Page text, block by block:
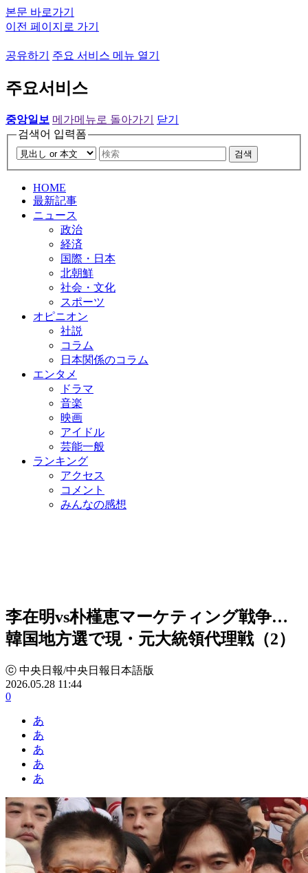
본문 바로가기
이전 페이지로 가기
공유하기 주요 서비스 메뉴 열기
주요서비스
중앙일보 메가메뉴로 돌아가기
닫기
검색어 입력폼
검색
HOME
最新記事
ニュース
政治
経済
国際・日本
北朝鮮
社会・文化
スポーツ
オピニオン
社説
コラム
日本関係のコラム
エンタメ
ドラマ
音楽
映画
アイドル
芸能一般
ランキング
アクセス
コメント
みんなの感想
李在明vs朴槿恵マーケティング戦争…
韓国地方選で現・元大統領代理戦（2）
ⓒ 中央日報/中央日報日本語版
2026.05.28 11:44
0
あ
あ
あ
あ
あ